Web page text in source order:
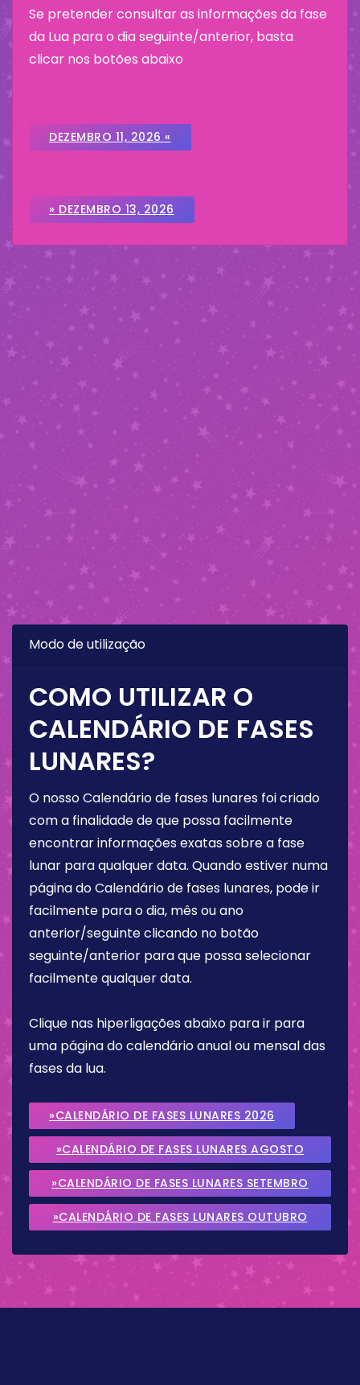
Se pretender consultar as informações da fase
da Lua para o dia seguinte/anterior, basta
clicar nos botões abaixo
DEZEMBRO 11, 2026 «
» DEZEMBRO 13, 2026
Modo de utilização
COMO UTILIZAR O
CALENDÁRIO DE FASES
LUNARES?
O nosso Calendário de fases lunares foi criado
com a finalidade de que possa facilmente
encontrar informações exatas sobre a fase
lunar para qualquer data. Quando estiver numa
página do Calendário de fases lunares, pode ir
facilmente para o dia, mês ou ano
anterior/seguinte clicando no botão
seguinte/anterior para que possa selecionar
facilmente qualquer data.
Clique nas hiperligações abaixo para ir para
uma página do calendário anual ou mensal das
fases da lua.
»CALENDÁRIO DE FASES LUNARES 2026
»CALENDÁRIO DE FASES LUNARES AGOSTO
2026
»CALENDÁRIO DE FASES LUNARES SETEMBRO
2026
»CALENDÁRIO DE FASES LUNARES OUTUBRO